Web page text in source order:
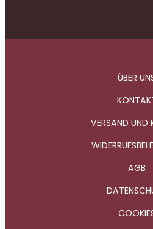
ÜBER
VERSAND UND
AGB